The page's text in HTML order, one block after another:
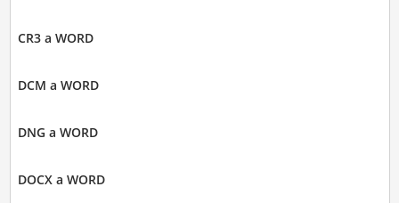
CR3 a WORD
DCM a WORD
DNG a WORD
DOCX a WORD